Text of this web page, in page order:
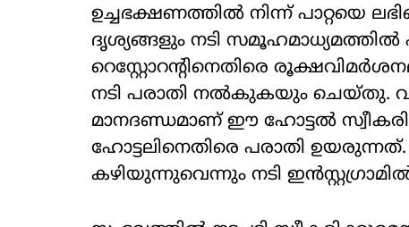
ഉച്ചഭക്ഷണത്തിൽ നിന്ന് പാറ്റയെ
ദൃശ്യങ്ങളും നടി
റെസ്റ്റോറന്റിനെതിരെ
നടി പരാതി നൽകുകയും ചെയ്തു.
മാനദണ്ഡമാണ് ഈ ഹോട്ടൽ
ഹോട്ടലിനെതിരെ പരാതി
കഴിയുന്നുവെന്നും നടി